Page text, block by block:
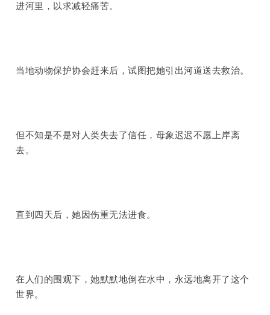
进河里，以求减轻痛苦。
当地动物保护协会赶来后，试图把她引出河道送去救治。
但不知是不是对人类失去了信任，母象迟迟不愿上岸离
去。
直到四天后，她因伤重无法进食。
在人们的围观下，她默默地倒在水中，永远地离开了这个
世界。